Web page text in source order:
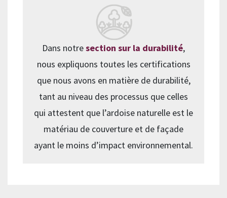
Dans notresection sur la durabilité,
nous expliquons toutes les certifications
que nous avons en matière de durabilité,
tant au niveau des processus que celles
qui attestent que l’ardoise naturelle est le
matériau de couverture et de façade
ayant le moins d’impact environnemental.